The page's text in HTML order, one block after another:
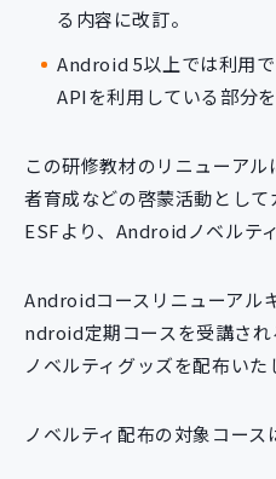
イベント・セミナー
ニュース
る内容に改訂。
Android 5以上では利用
APIを利用している部分を
この研修教材のリニューア
者育成などの啓蒙活動とし
ESFより、Androidノベルテ
Androidコースリニューアル
ndroid定期コースを受講さ
ノベルティグッズを配布いた
ノベルティ配布の対象コース